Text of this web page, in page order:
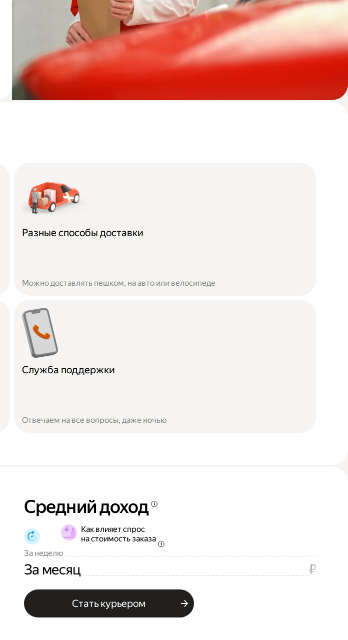
Разные способы доставки
Можно доставлять пешком, на авто или велосипеде
Служба поддержки
Отвечаем на все вопросы, даже ночью
Средний доход
Как влияет спрос
на стоимость заказа
За неделю
За месяц ₽
Стать курьером